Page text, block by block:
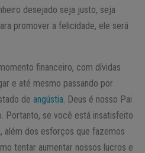
desejado seja justo, seja
promover a felicidade, ele será
financeiro, com dívidas
e até mesmo passando por
de angústia . Deus é nosso Pai
Portanto, se você está insatisfeito
além dos esforços que fazemos
tentar aumentar nossos lucros e